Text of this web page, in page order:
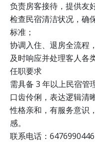
负责房客接待，提供友
检查民宿清洁状况，确
标准；
协调入住、退房全流程
及时响应并处理客人各
任职要求
需具备 3 年以上民宿管
口齿伶俐，表达逻辑清
性格亲和，有服务意识
感。
联系电话：6476990446